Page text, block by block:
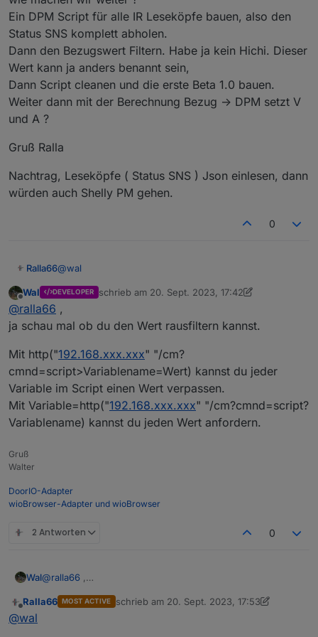
then
  SW=sw
  +>publish stat/%topic%/RESULT {"tpow":%0sw%}
then
  V=v
then
  C=c
endif
if chg[V]>0
then
    V=Vmax
  endif
  then
    V=0
Ein DPM Script für alle IR Leseköpfe bauen, also den
Status SNS komplett abholen.
Dann den Bezugswert Filtern. Habe ja kein Hichi. Dieser
Wert kann ja anders benannt sein,
Dann Script cleanen und die erste Beta 1.0 bauen.
Weiter dann mit der Berechnung Bezug -> DPM setzt V
und A ?
Gruß Ralla
Nachtrag, Leseköpfe ( Status SNS ) Json einlesen, dann
würden auch Shelly PM gehen.
0
Ralla66@wal
ok hast gewonnen :-)
wie machen wir weiter ?
Status SNS komplett abholen.
Dann den Bezugswert Filtern. Habe ja kein Hichi.
Dieser Wert kann ja anders benannt sein,
Dann Script cleanen und die erste Beta 1.0 bauen.
Weiter dann mit der Berechnung Bezug -> DPM setzt V
und A ?
Gruß Ralla
Nachtrag, Leseköpfe ( Status SNS ) Json einlesen,
dann würden auch Shelly PM gehen.
Offline
Wal DEVELOPER schrieb am 20. Sept. 2023, 17:42
zuletzt editiert von Wal
@ralla66 ,
ja schau mal ob du den Wert rausfiltern kannst.
Mit http("192.168.xxx.xxx" "/cm?
cmnd=script>Variablename=Wert) kannst du jeder
Variable im Script einen Wert verpassen.
Mit Variable=http("192.168.xxx.xxx" "/cm?cmnd=script?
Variablename) kannst du jeden Wert anfordern.
Gruß
Walter
DoorIO-Adapter
wioBrowser-Adapter und wioBrowser
2 Antworten 0
Wal@ralla66
Mit http(" 192.168.xxx.xxx " "/cm?
Offline
Ralla66 MOST ACTIVE schrieb am 20. Sept. 2023, 17:53
zuletzt editiert von Ralla66
@wal